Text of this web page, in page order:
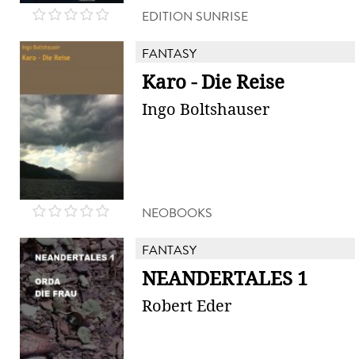
EDITION SUNRISE
FANTASY
Karo - Die Reise
Ingo Boltshauser
NEOBOOKS
FANTASY
NEANDERTALES 1
Robert Eder